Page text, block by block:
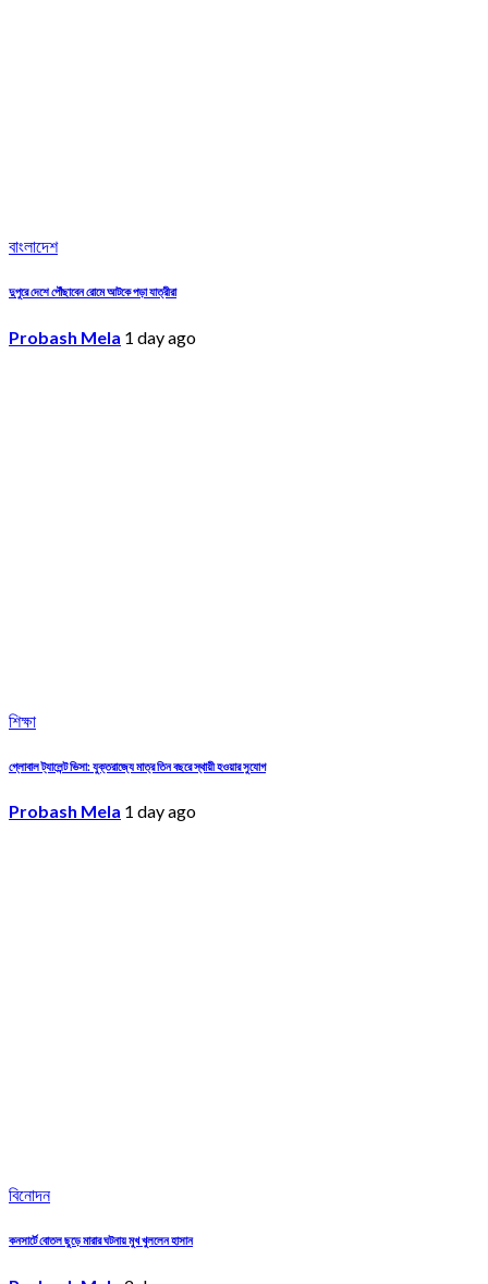
বাংলাদেশ
দুপুরে দেশে পৌঁছাবেন রোমে আটকে পড়া যাত্রীরা
Probash Mela 1 day ago
শিক্ষা
গ্লোবাল ট্যালেন্ট ভিসা: যুক্তরাজ্যে মাত্র তিন বছরে স্থায়ী হওয়ার সুযোগ
Probash Mela 1 day ago
বিনোদন
কনসার্টে বোতল ছুড়ে মারার ঘটনায় মুখ খুললেন হাসান